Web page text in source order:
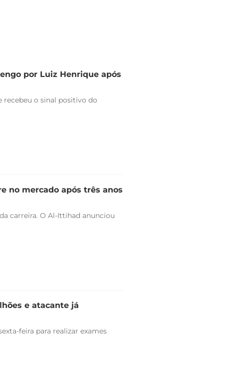
por Luiz Henrique após
recebeu o sinal positivo do
no mercado após três anos
carreira. O Al-Ittihad anunciou
e atacante já
feira para realizar exames